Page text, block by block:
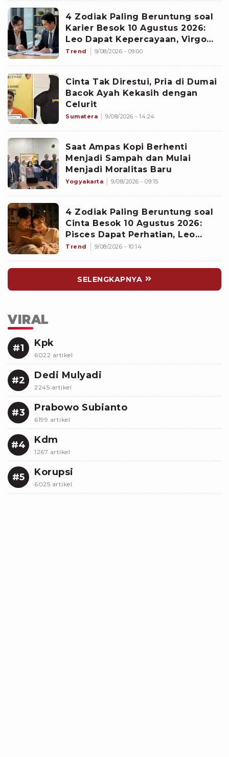
4 Zodiak Paling Beruntung soal
Karier Besok 10 Agustus 2026:
Leo Dapat Kepercayaan, Virgo
Makin Diperhitungkan
Trend 9/08/2026 - 09:00
Cinta Tak Direstui, Pria di Dumai
Bacok Ayah Kekasih dengan
Celurit
Sumatera 9/08/2026 - 14:24
Saat Ampas Kopi Berhenti
Menjadi Sampah dan Mulai
Menjadi Moralitas Baru
Yogyakarta 9/08/2026 - 09:15
4 Zodiak Paling Beruntung soal
Cinta Besok 10 Agustus 2026:
Pisces Dapat Perhatian, Leo
Makin Dekat dengan Si Dia
Trend 9/08/2026 - 10:14
SELENGKAPNYA
VIRAL
#1 Kpk
6022 artikel
#2 Dedi Mulyadi
2245 artikel
#3 Prabowo Subianto
6199 artikel
#4 Kdm
1267 artikel
#5 Korupsi
6025 artikel